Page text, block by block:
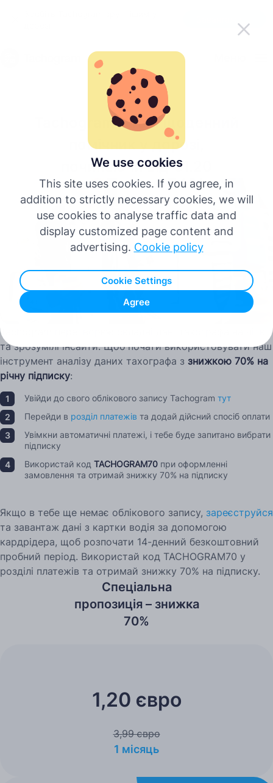
We use cookies
This site uses cookies. If you agree, in
addition to strictly necessary cookies, we will
use cookies to analyse traffic data and
display customized page content and
advertising. Cookie policy
Cookie Settings
Agree
Français
Italiano
Tachogram – твій щоденний
помічник у дорозі,
починаючи від €1.20
Tachogram перетворює складні дані тахографа на чіткі
та зрозумілі інсайти. Щоб почати використовувати наш
інструмент аналізу даних тахографа з знижкою 70% на
річну підписку:
Увійди до свого облікового запису Tachogram тут
Перейди в розділ платежів та додай дійсний спосіб оплати
Увімкни автоматичні платежі, і тебе буде запитано вибрати
підписку
Використай код TACHOGRAM70 при оформленні
замовлення та отримай знижку 70% на підписку
Якщо в тебе ще немає облікового запису, зареєструйся
та завантаж дані з картки водія за допомогою
кардрідера, щоб розпочати 14-денний безкоштовний
пробний період. Використай код TACHOGRAM70 у
розділі платежів та отримай знижку 70% на підписку.
Спеціальна
пропозиція – знижка
70%
1,20 євро
3,99 євро
1 місяць